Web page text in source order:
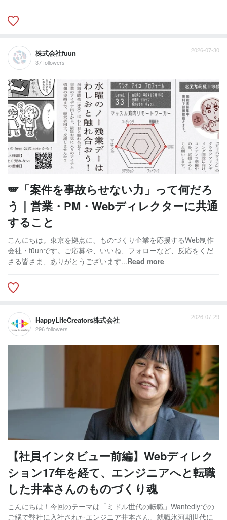
株式会社fuun
37 followers
2026-07-30
🪽「案件を事故らせない力」って何だろ
う｜営業・PM・Webディレクターに共通
すること
こんにちは。東京を拠点に、ものづくり企業を応援するWeb制作
会社・fūunです。ご応募や、いいね、フォローなど、反応をくだ
さる皆さま、ありがとうございます...Read more
HappyLifeCreators株式会社
296 followers
2026-07-29
【社員インタビュー前編】Webディレク
ション17年を経て、エンジニアへと転職
した井本さんのものづくり魂
こんにちは！今回のテーマは「ミドル世代の転職」Wantedlyでの
ご縁で弊社に入社されたエンジニア井本さん。就職氷河期世代に